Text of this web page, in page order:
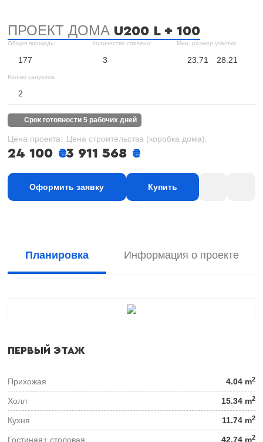
ПРОЕКТ ДОМА U200 L + 100
Общая площадь:
177
Количество спалень:
3
Мин. размер участка:
23.71 28.21
Кол-во санузлов:
2
срок готовности 5 рабочих дней
Цена проекта:
24 100 ₴
Цена строительства (коробка дома):
3 911 568 ₴
Оформить заявку Купить
Планировка Информация о проекте
ПЕРВЫЙ ЭТАЖ
Прихожая 4.04 m2
Холл 15.34 m2
Кухня 11.74 m2
Гостиная+ столовая 42.74 m2